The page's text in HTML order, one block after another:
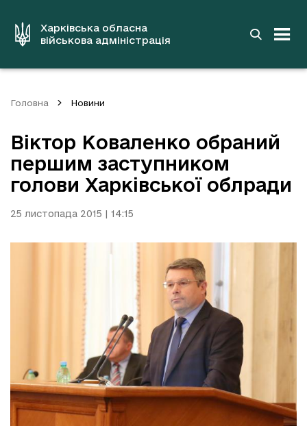
вмістуХарківська обласна
військова адміністрація
Головна Новини
Віктор Коваленко обраний
першим заступником
голови Харківської облради
25 листопада 2015 | 14:15